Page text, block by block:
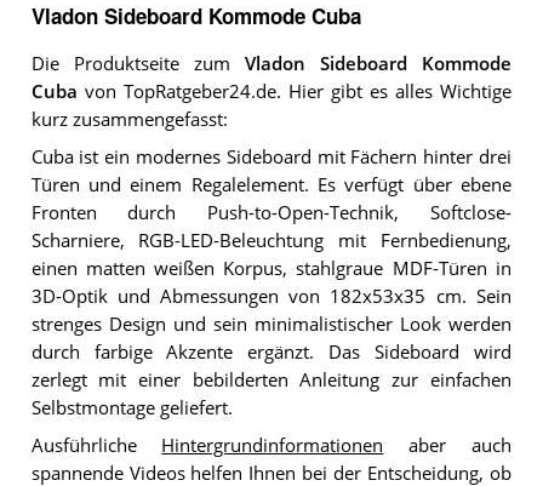
Vladon Sideboard Kommode Cuba
Die Produktseite zum Vladon Sideboard Kommode
Cuba von TopRatgeber24.de. Hier gibt es alles Wichtige
kurz zusammengefasst:
Cuba ist ein modernes Sideboard mit Fächern hinter drei
Türen und einem Regalelement. Es verfügt über ebene
Fronten durch Push-to-Open-Technik, Softclose-
Scharniere, RGB-LED-Beleuchtung mit Fernbedienung,
einen matten weißen Korpus, stahlgraue MDF-Türen in
3D-Optik und Abmessungen von 182x53x35 cm. Sein
strenges Design und sein minimalistischer Look werden
durch farbige Akzente ergänzt. Das Sideboard wird
zerlegt mit einer bebilderten Anleitung zur einfachen
Selbstmontage geliefert.
Ausführliche Hintergrundinformationen aber auch
spannende Videos helfen Ihnen bei der Entscheidung, ob